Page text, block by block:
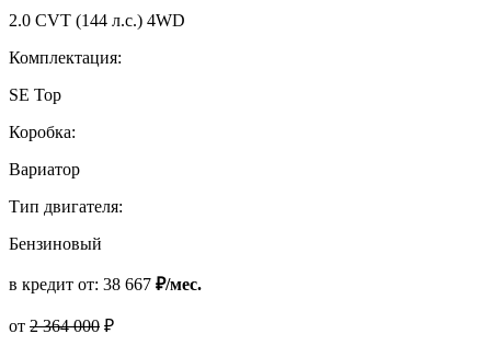
2.0 CVT (144 л.с.) 4WD
Комплектация:
SE Top
Коробка:
Вариатор
Тип двигателя:
Бензиновый
в кредит от: 38 667 ₽/мес.
от 2 364 000 ₽